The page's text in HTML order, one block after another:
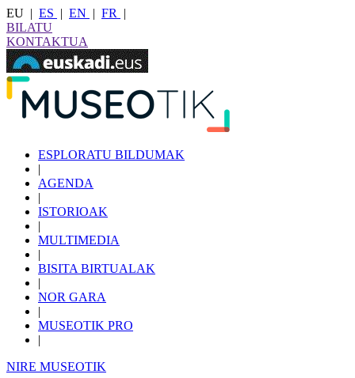
EU | ES | EN | FR
|
BILATU
KONTAKTUA
ESPLORATU BILDUMAK
|
AGENDA
|
ISTORIOAK
|
MULTIMEDIA
|
BISITA BIRTUALAK
|
NOR GARA
|
MUSEOTIK PRO
|
NIRE MUSEOTIK